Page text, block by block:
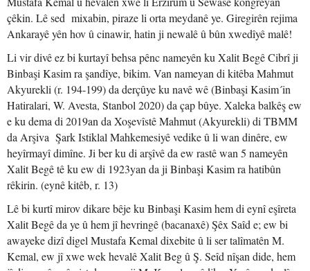
çêkin. Lê sed mixabin, piraze li orta meydanê ye. Giregirên rejima
Ankarayê yên hov û cinawir, hatin ji newalê û bûn xwedîyê malê!
Li vir divê ez bi kurtayî behsa pênc nameyên ku Xalit Begê Cibrî ji
Binbaşi Kasim ra şandîye, bikim. Van nameyan di kitêba Mahmut
Akyurekli (r. 194-199) da derçûye ku navê wê (Binbaşi Kasim´in
Hatiralari, W. Avesta, Stanbol 2020) da çap bûye. Xaleka balkêş ew
e ku dema di 2019an da Xoşevîstê Mahmut (Akyurekli) di TBMM
da Arşiva Şark Istiklal Mahkemesiyê vedike û li wan dinêre, ew
heyîrmayî dimîne. Ji ber ku di arşîvê da ew rastê wan 5 nameyên
Xalit Begê tê ku ew di 1923yan da ji Binbaşi Kasim ra hatibûn
rêkirin. (eynê kitêb, r. 13)
Lê bi kurtî mirov dikare bêje ku Binbaşi Kasim hem di eynî eşîreta
Xalit Begê da ye û hem jî hevringê (bacanaxê) Şêx Saîd e; ew bi
awayeke dizî digel Mustafa Kemal dixebite û li ser talîmatên M.
Kemal, ew jî xwe wek hevalê Xalit Beg û Ş. Seîd nîşan dide, hem